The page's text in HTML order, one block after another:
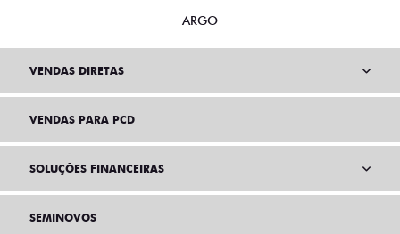
ARGO
VENDAS DIRETAS
VENDAS PARA PCD
SOLUÇÕES FINANCEIRAS
SEMINOVOS